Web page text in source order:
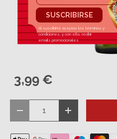
3,99 €
Disminuir cantidadAumentar